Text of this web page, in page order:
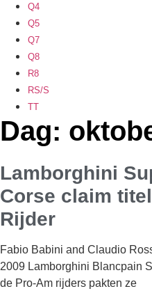
Q4
Q5
Q7
Q8
R8
RS/S
TT
Dag:
Lamborghini
Corse claim
Rijder
Fabio Babini and Claudio
2009 Lamborghini Blancpain
de Pro-Am rijders pakten ze